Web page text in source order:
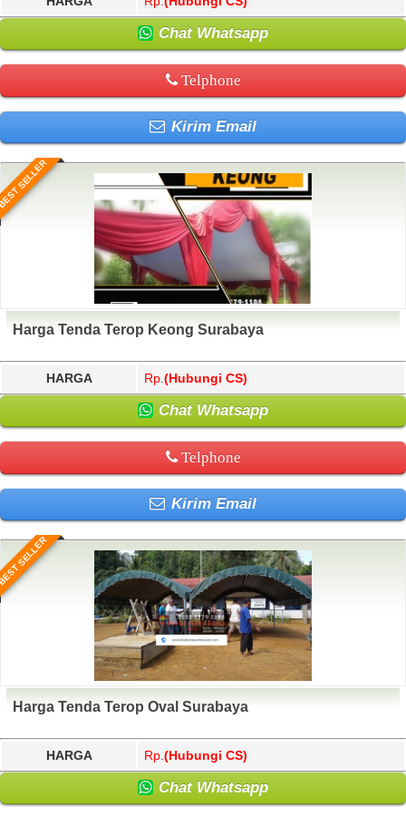
Chat Whatsapp
Telphone
Kirim Email
SELLER
Harga Tenda Terop Keong Surabaya
HARGA Rp. (Hubungi CS)
Chat Whatsapp
Telphone
Kirim Email
SELLER
Harga Tenda Terop Oval Surabaya
HARGA Rp. (Hubungi CS)
Chat Whatsapp